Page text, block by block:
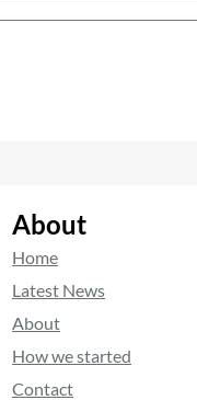
About
Home
Latest News
About
How we started
Contact